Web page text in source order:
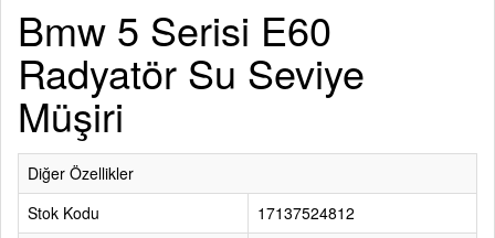
Bmw 5 Serisi E60
Radyatör Su Seviye
Müşiri
Diğer Özellikler
Stok Kodu
17137524812